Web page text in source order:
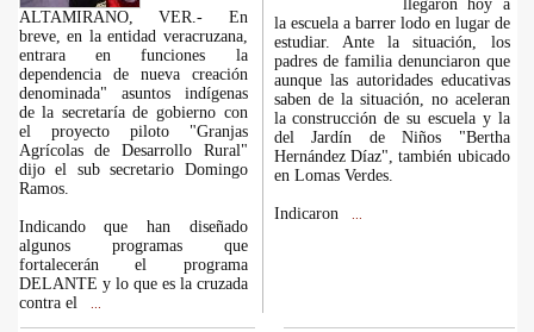
ALTAMIRANO, VER.- En
breve, en la entidad veracruzana,
entrara en funciones la
dependencia de nueva creación
denominada" asuntos indígenas
de la secretaría de gobierno con
el proyecto piloto "Granjas
Agrícolas de Desarrollo Rural"
dijo el sub secretario Domingo
Ramos.
Indicando que han diseñado
algunos programas que
fortalecerán el programa
DELANTE y lo que es la cruzada
contra el
llegaron hoy a
la escuela a barrer lodo en lugar de
estudiar. Ante la situación, los
padres de familia denunciaron que
aunque las autoridades educativas
saben de la situación, no aceleran
la construcción de su escuela y la
del Jardín de Niños "Bertha
Hernández Díaz", también ubicado
en Lomas Verdes.
Indicaron